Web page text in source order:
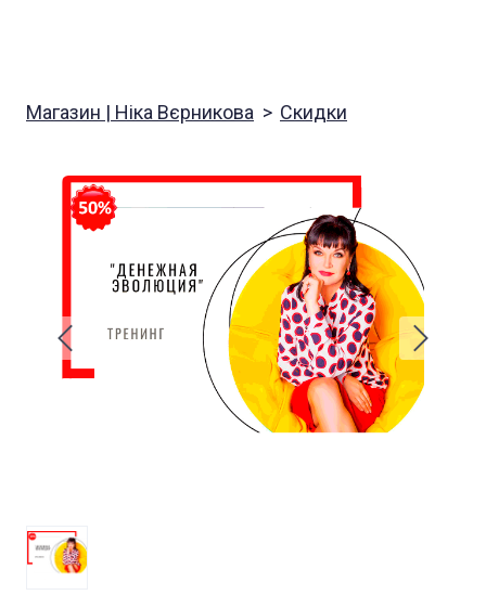
Магазин | Ніка Вєрникова Скидки